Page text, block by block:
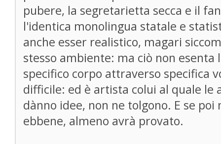
pubere, la segretarietta secca e il
l'identica monolingua statale e
anche esser realistico, magari
stesso ambiente: ma ciò non
specifico corpo attraverso specifica
difficile: ed è artista colui al quale
dànno idee, non ne tolgono. E se poi
ebbene, almeno avrà provato.